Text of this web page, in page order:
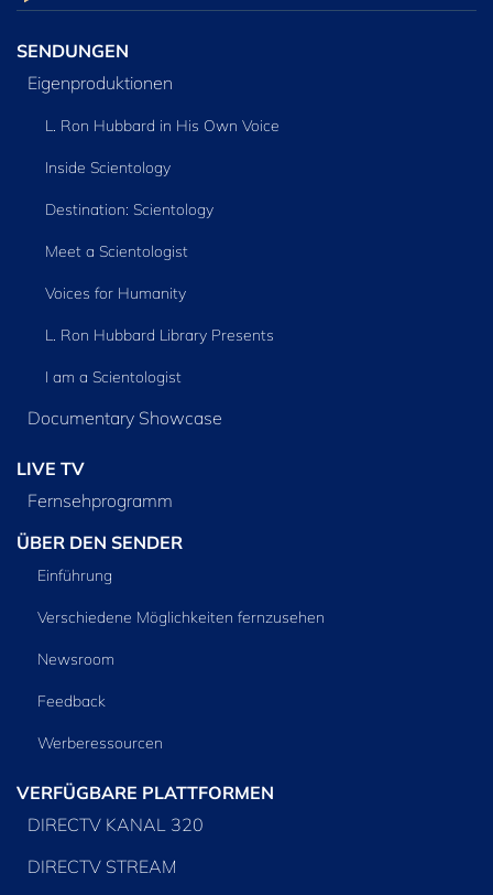
SENDUNGEN
Eigenproduktionen
L. Ron Hubbard in His Own Voice
Inside Scientology
Destination: Scientology
Meet a Scientologist
Voices for Humanity
L. Ron Hubbard Library Presents
I am a Scientologist
Documentary Showcase
LIVE TV
Fernsehprogramm
ÜBER DEN SENDER
Einführung
Verschiedene Möglichkeiten fernzusehen
Newsroom
Feedback
Werberessourcen
VERFÜGBARE PLATTFORMEN
DIRECTV KANAL 320
DIRECTV STREAM